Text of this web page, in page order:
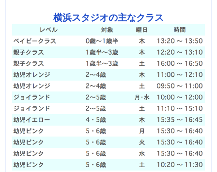
横浜スタジオの主なクラス